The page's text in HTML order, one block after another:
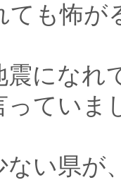
ても怖が
震になれ
っていま
ない県が